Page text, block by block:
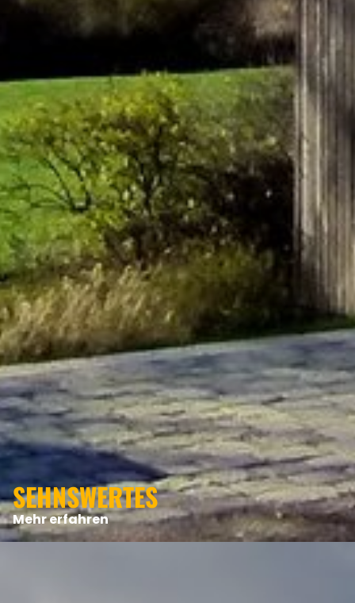
REGIONEN
ORTE
EVENTS
REISEFÜHRER
REISEMAGAZINE
THEMEN
ANGEBOTE
SEHNSWERTES
Mehr erfahren